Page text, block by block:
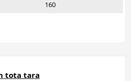
160
tota tara